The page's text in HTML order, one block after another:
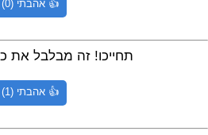
👍 אהבתי (0)
תחייכו! זה מבלבל את
👍 אהבתי (1)